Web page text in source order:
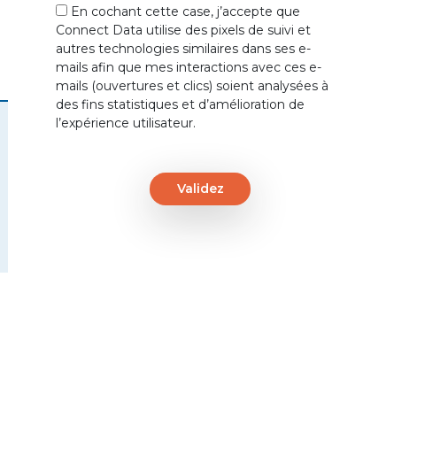
En cochant cette case, j’accepte que
Connect Data utilise des pixels de suivi et
autres technologies similaires dans ses e-
mails afin que mes interactions avec ces e-
mails (ouvertures et clics) soient analysées à
des fins statistiques et d’amélioration de
l’expérience utilisateur.
Validez